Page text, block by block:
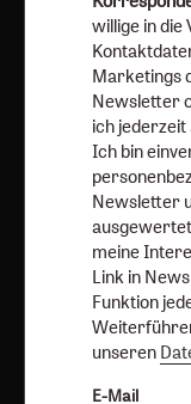
Ich bin
erfasst und
meine
Newsletter oder
willige in die
Marketings
Newsletter
ich jederzeit
Ich bin
Newsletter
meine
Link in
Funktion
unseren
E-Mail